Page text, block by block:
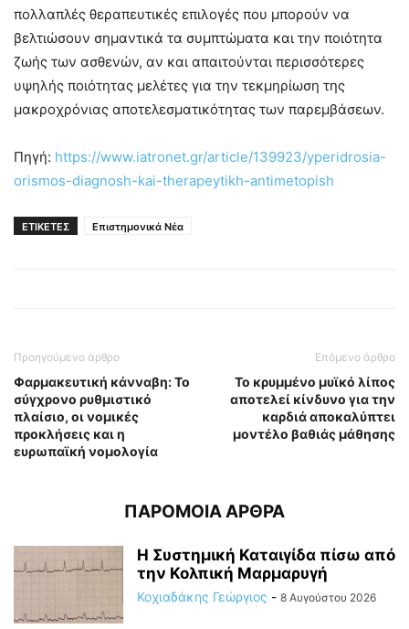
πολλαπλές θεραπευτικές επιλογές που μπορούν να
βελτιώσουν σημαντικά τα συμπτώματα και την ποιότητα
ζωής των ασθενών, αν και απαιτούνται περισσότερες
υψηλής ποιότητας μελέτες για την τεκμηρίωση της
μακροχρόνιας αποτελεσματικότητας των παρεμβάσεων.
Πηγή: https://www.iatronet.gr/article/139923/yperidrosia-
orismos-diagnosh-kai-therapeytikh-antimetopish
ΕΤΙΚΕΤΕΣ Επιστημονικά Νέα
Προηγούμενο άρθρο
Φαρμακευτική κάνναβη: Το
σύγχρονο ρυθμιστικό
πλαίσιο, οι νομικές
προκλήσεις και η
ευρωπαϊκή νομολογία
Επόμενο άρθρο
Το κρυμμένο μυϊκό λίπος
αποτελεί κίνδυνο για την
καρδιά αποκαλύπτει
μοντέλο βαθιάς μάθησης
ΠΑΡΟΜΟΙΑ ΑΡΘΡΑ
Η Συστημική Καταιγίδα πίσω από
την Κολπική Μαρμαρυγή
Κοχιαδάκης Γεώργιος - 8 Αυγούστου 2026